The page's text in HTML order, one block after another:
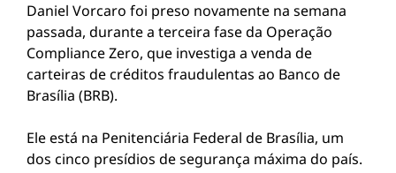
Daniel Vorcaro foi preso novamente na semana
passada, durante a terceira fase da Operação
Compliance Zero, que investiga a venda de
carteiras de créditos fraudulentas ao Banco de
Brasília (BRB).
Ele está na Penitenciária Federal de Brasília, um
dos cinco presídios de segurança máxima do país.